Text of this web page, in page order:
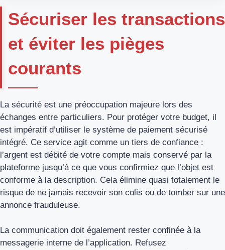
Sécuriser les transactions
et éviter les pièges
courants
La sécurité est une préoccupation majeure lors des
échanges entre particuliers. Pour protéger votre budget, il
est impératif d’utiliser le système de paiement sécurisé
intégré. Ce service agit comme un tiers de confiance :
l’argent est débité de votre compte mais conservé par la
plateforme jusqu’à ce que vous confirmiez que l’objet est
conforme à la description. Cela élimine quasi totalement le
risque de ne jamais recevoir son colis ou de tomber sur une
annonce frauduleuse.
La communication doit également rester confinée à la
messagerie interne de l’application. Refusez